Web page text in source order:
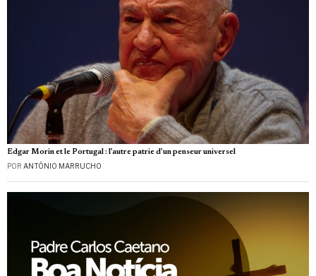
Edgar Morin et le Portugal : l’autre patrie d’un penseur universel
POR ANTÓNIO MARRUCHO